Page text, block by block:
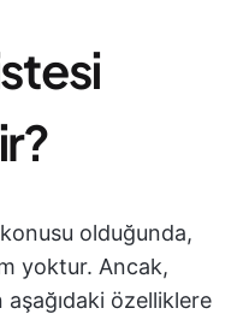
olduğunda,
yoktur. Ancak,
özelliklere